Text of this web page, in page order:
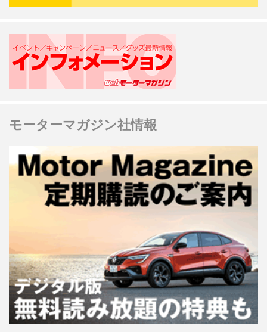
モーターマガジン社情報